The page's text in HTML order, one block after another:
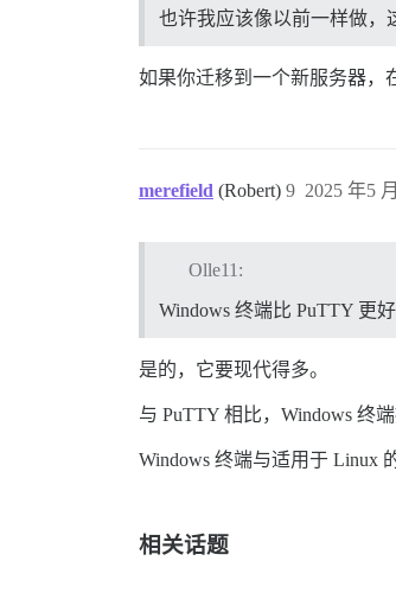
也许我应该像以前一样做，
如果你迁移到一个新服务器，
merefield (Robert) 2025 年5
9
Olle11:
Windows 终端比 PuTTY 更好
是的，它要现代得多。
与 PuTTY 相比，Windows 终
Windows 终端与适用于 Linux
相关话题